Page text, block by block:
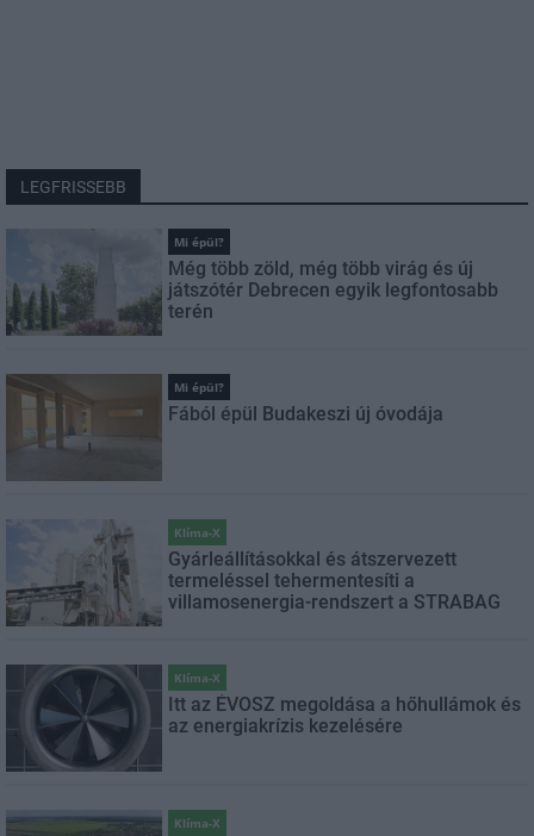
LEGFRISSEBB
Mi épül?
Még több zöld, még több virág és új
játszótér Debrecen egyik legfontosabb
terén
Mi épül?
Fából épül Budakeszi új óvodája
Klíma-X
Gyárleállításokkal és átszervezett
termeléssel tehermentesíti a
villamosenergia-rendszert a STRABAG
Klíma-X
Itt az ÉVOSZ megoldása a hőhullámok és
az energiakrízis kezelésére
Klíma-X